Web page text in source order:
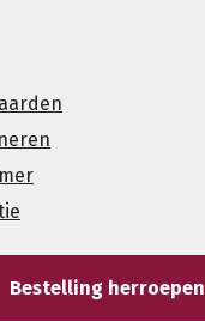
Bestelling herroepen